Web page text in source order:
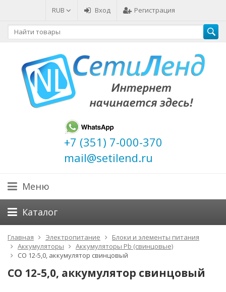
RUB Вход Регистрация
+7 (351) 7-000-370
mail@setilend.ru
Меню
Каталог
Главная Электропитание
Блоки и элементы питания
Аккумуляторы
Аккумуляторы Pb (свинцовые)
СО 12-5,0, аккумулятор свинцовый
СО 12-5,0, аккумулятор свинцовый